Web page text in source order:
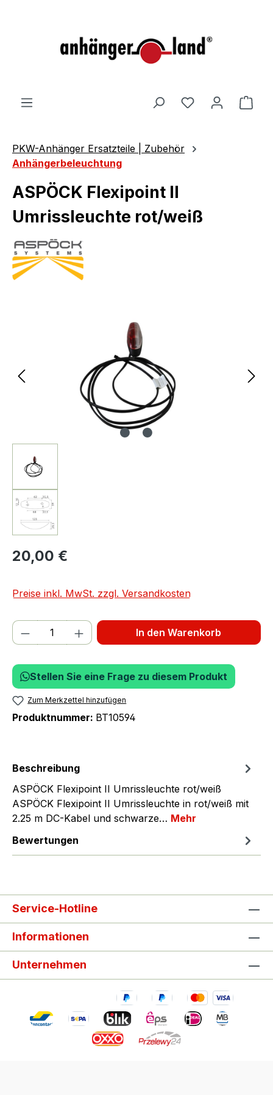
PKW-Anhänger Ersatzteile | Zubehör
Anhängerbeleuchtung
ASPÖCK Flexipoint II
Umrissleuchte rot/weiß
20,00 €
Preise inkl. MwSt. zzgl. Versandkosten
Produkt Anzahl: Gib den gewünschten
In den Warenkorb
Stellen Sie eine Frage zu diesem Produkt
Zum Merkzettel hinzufügen
Produktnummer: BT10594
Beschreibung
ASPÖCK Flexipoint II Umrissleuchte rot/weiß
ASPÖCK Flexipoint II Umrissleuchte in rot/weiß mit
2.25 m DC-Kabel und schwarze… Mehr
Bewertungen
Service-Hotline
Informationen
Unternehmen